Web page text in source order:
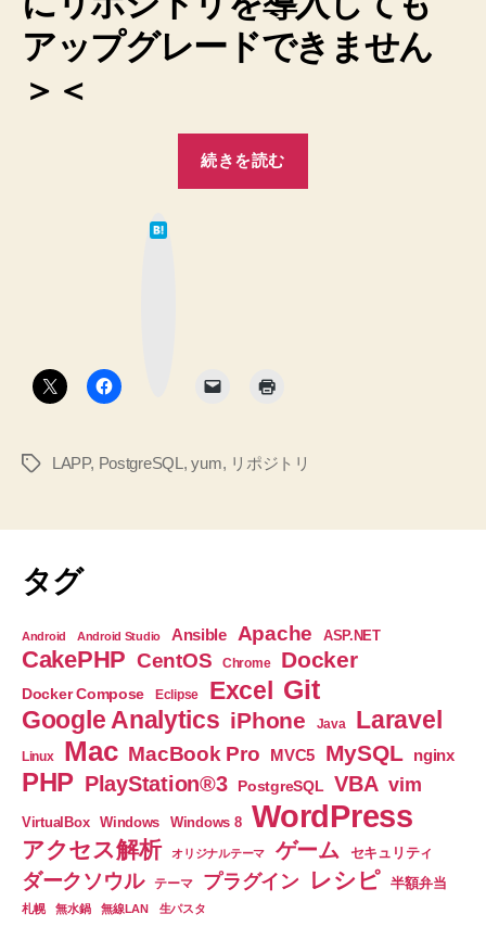
で
LAPP
境
構
築
アップグレードできません
＞＜
続きを読む
ル
く
苦
労
し
ま
し
た
の
で
タ
LAPP, PostgreSQL ,yum, リポジトリ
タグ
Android Android Studio Ansible Apache ASP.NET
CakePHP CentOS Chrome Docker
Docker Compose Eclipse Excel Git
Google Analytics iPhone Java Laravel
Linux Mac MacBook Pro MVC5 MySQL nginx
PHP PlayStation®3 PostgreSQL VBA vim
VirtualBox Windows Windows 8 WordPress
アクセス解析 オリジナルテーマ ゲーム セキュリティ
ダークソウル テーマ プラグイン レシピ 半額弁当
札幌 無水鍋 無線LAN 生パスタ